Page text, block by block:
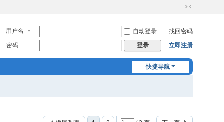
切
到
窄
用户名 自动登录
找回密码
密码
登录 立即注册
快捷导航